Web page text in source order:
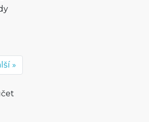
»